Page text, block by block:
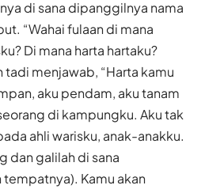
di sana dipanggilnya nama
“Wahai fulaan di mana
Di mana harta hartaku?
tadi menjawab, “Harta kamu
aku pendam, aku tanam
di kampungku. Aku tak
ahli warisku, anak-anakku.
dan galilah di sana
Kamu akan